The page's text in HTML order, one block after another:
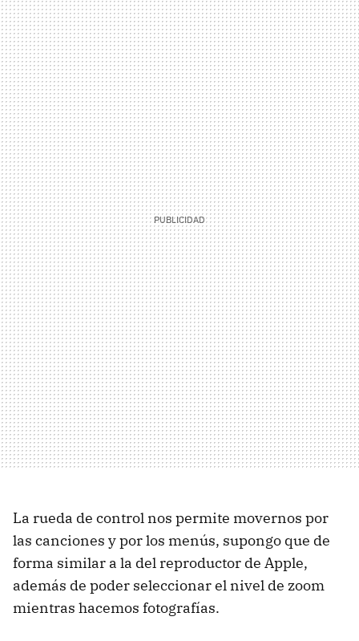
La rueda de control nos permite movernos por
las canciones y por los menús, supongo que de
forma similar a la del reproductor de Apple,
además de poder seleccionar el nivel de zoom
mientras hacemos fotografías.